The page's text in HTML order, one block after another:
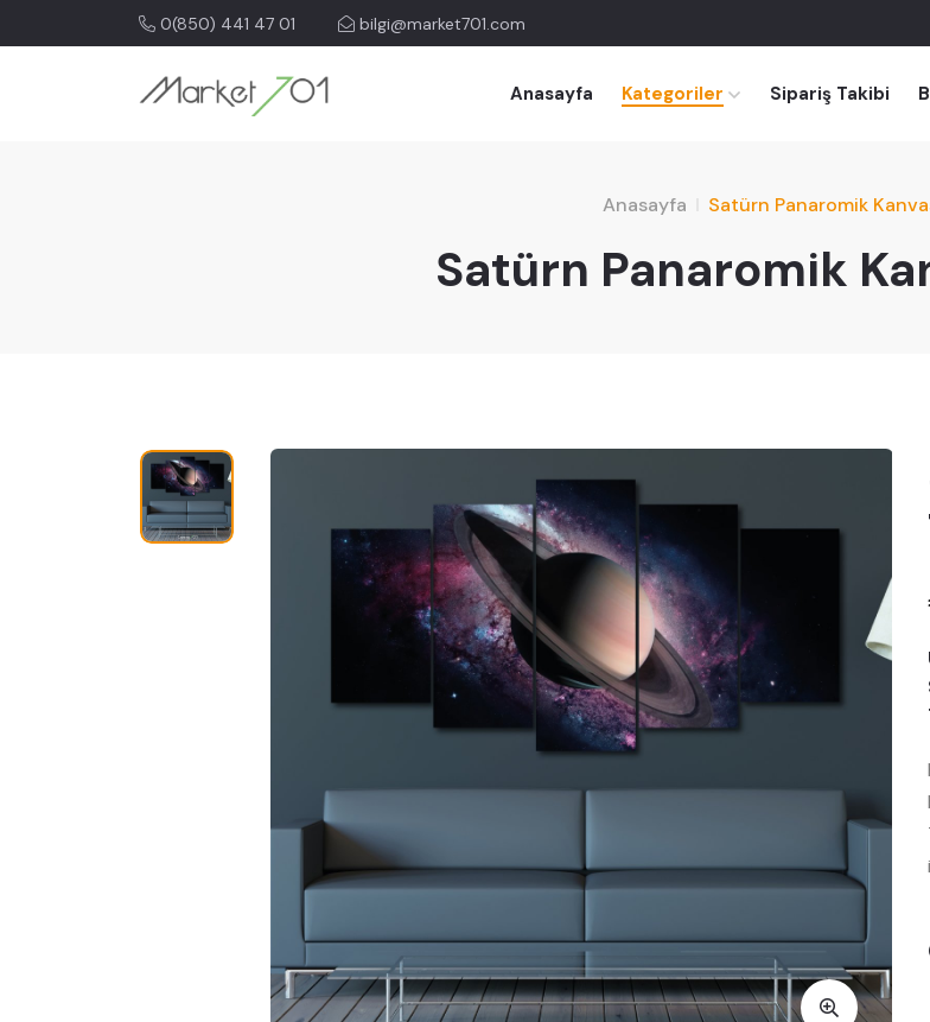
0(850) 441 47 01 bilgi@market701.com
Anasayfa Kategoriler Sipariş Takibi
Anasayfa Satürn Panaromik
Satürn Panaromik